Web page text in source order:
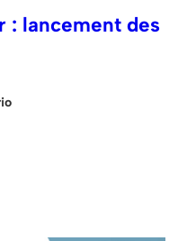
: lancement des